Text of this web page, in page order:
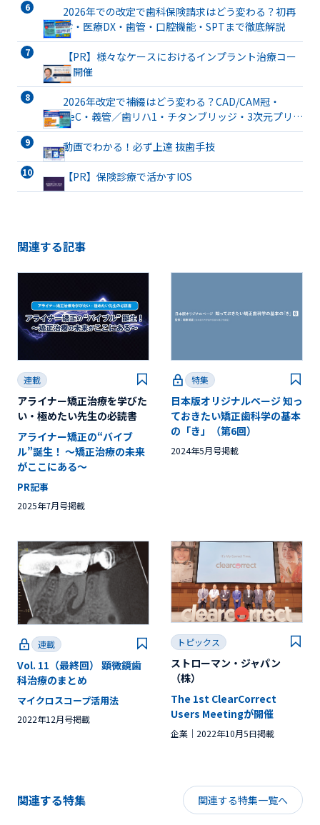
2026年での改定で歯科保険請求はどう変わる？初再
診・医療DX・歯管・口腔機能・SPTまで徹底解説
【PR】様々なケースにおけるインプラント治療コー
ス開催
2026年改定で補綴はどう変わる？CAD/CAM冠・
TeC・義管／歯リハ1・チタンブリッジ・3次元プリン
ト有床義歯まで詳解
動画でわかる！必ず上達 抜歯手技
【PR】保険診療で活かすIOS
関連する記事
連載
アライナー矯正治療を学びた
い・極めたい先生の必読書
アライナー矯正の“バイブ
ル”誕生！ ～矯正治療の未来
がここにある〜
PR記事
2025年7月号掲載
特集
日本版オリジナルページ 知っ
ておきたい矯正歯科学の基本
の「き」（第6回）
2024年5月号掲載
連載
Vol. 11（最終回） 顕微鏡歯
科治療のまとめ
マイクロスコープ活用法
2022年12月号掲載
トピックス
ストローマン・ジャパン
（株）
The 1st ClearCorrect
Users Meetingが開催
企業 2022年10月5日掲載
関連する特集 関連する特集一覧へ